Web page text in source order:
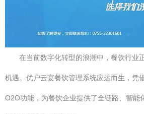
在当前数字化转型的浪潮中，餐饮行业
机遇。优户云宴餐饮管理系统应运而生，凭
O2O功能，为餐饮企业提供了全链路、智能